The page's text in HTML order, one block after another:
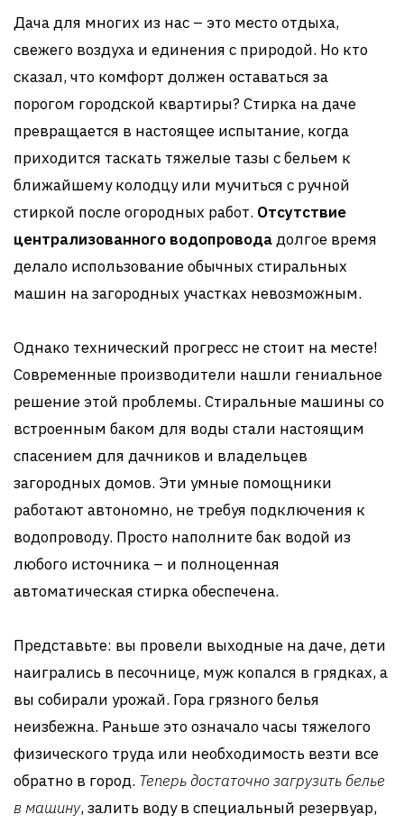
Дача для многих из нас – это место отдыха,
свежего воздуха и единения с природой. Но кто
сказал, что комфорт должен оставаться за
порогом городской квартиры? Стирка на даче
превращается в настоящее испытание, когда
приходится таскать тяжелые тазы с бельем к
ближайшему колодцу или мучиться с ручной
стиркой после огородных работ. Отсутствие
централизованного водопроводадолгое время
делало использование обычных стиральных
машин на загородных участках невозможным.
Однако технический прогресс не стоит на месте!
Современные производители нашли гениальное
решение этой проблемы. Стиральные машины со
встроенным баком для воды стали настоящим
спасением для дачников и владельцев
загородных домов. Эти умные помощники
работают автономно, не требуя подключения к
водопроводу. Просто наполните бак водой из
любого источника – и полноценная
автоматическая стирка обеспечена.
Представьте: вы провели выходные на даче, дети
наигрались в песочнице, муж копался в грядках, а
вы собирали урожай. Гора грязного белья
неизбежна. Раньше это означало часы тяжелого
физического труда или необходимость везти все
обратно в город. Теперь достаточно загрузить белье
в машину, залить воду в специальный резервуар,